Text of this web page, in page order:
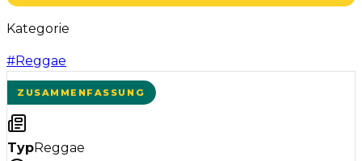
Kategorie
#Reggae
ZUSAMMENFASSUNG
TypReggae